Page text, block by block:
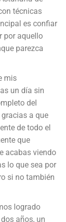
técnicas
es confiar
por aquello
parezca
mis
un día sin
del
a que
de todo el
que
acabas viendo
lo que sea por
si no también
logrado
años, un